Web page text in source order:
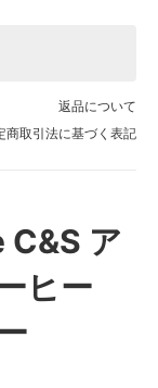
返品について
商取引法に基づく表記
ア
ヒー